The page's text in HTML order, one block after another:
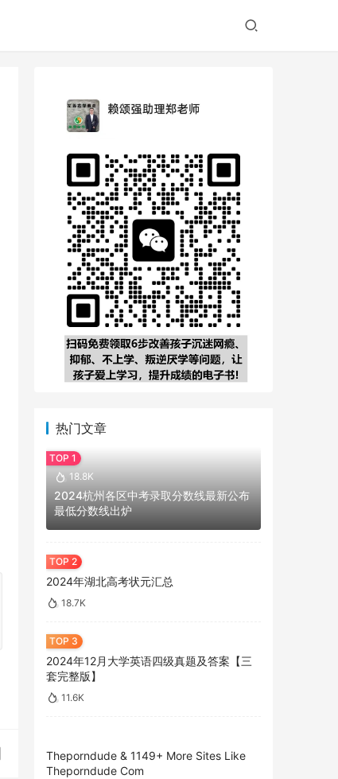
热门文章
18.8K
2024杭州各区中考录取分数线最新公布
最低分数线出炉
2024年湖北高考状元汇总
18.7K
2024年12月大学英语四级真题及答案【三
套完整版】
11.6K
Theporndude & 1149+ More Sites Like
Theporndude Com